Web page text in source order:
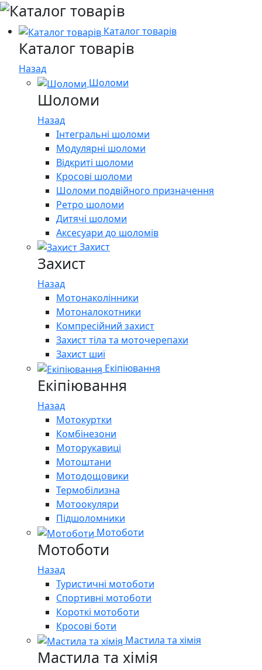
Каталог товарів
Каталог товарів
Назад
Шоломи
Шоломи
Назад
Інтегральні шоломи
Модулярні шоломи
Відкриті шоломи
Кросові шоломи
Шоломи подвійного призначення
Ретро шоломи
Дитячі шоломи
Аксесуари до шоломів
Захист
Захист
Назад
Мотонаколінники
Мотоналокотники
Компресійний захист
Захист тіла та моточерепахи
Захист шиї
Екіпіювання
Екіпіювання
Назад
Мотокуртки
Комбінезони
Моторукавиці
Мотоштани
Мотодощовики
Термобілизна
Мотоокуляри
Підшоломники
Мотоботи
Мотоботи
Назад
Туристичні мотоботи
Спортивні мотоботи
Короткі мотоботи
Кросові боти
Мастила та хімія
Мастила та хімія